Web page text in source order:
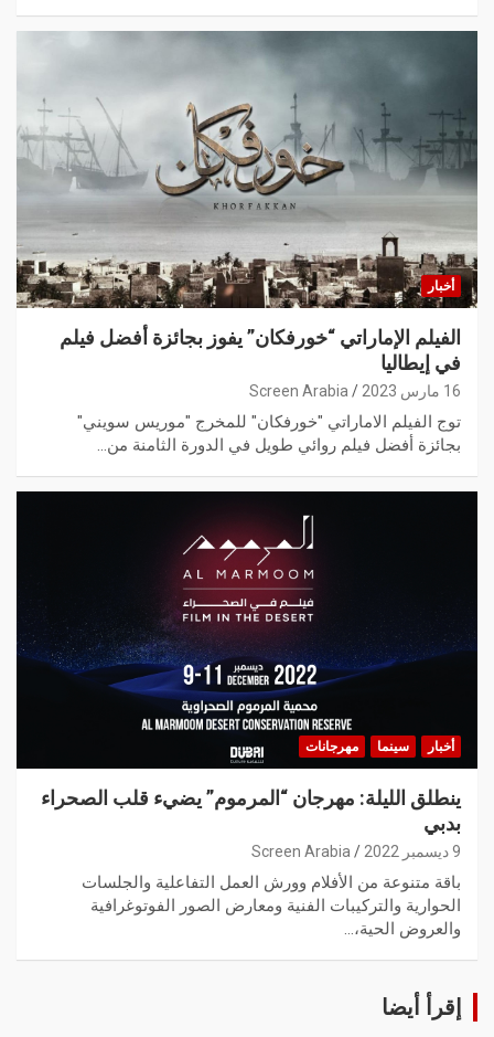
أخبار
الفيلم الإماراتي “خورفكان” يفوز بجائزة أفضل فيلم
في إيطاليا
16 مارس 2023 Screen Arabia
توج الفيلم الاماراتي "خورفكان" للمخرج "موريس سويني"
بجائزة أفضل فيلم روائي طويل في الدورة الثامنة من…
أخبار سينما مهرجانات
ينطلق الليلة: مهرجان “المرموم” يضيء قلب الصحراء
بدبي
9 ديسمبر 2022 Screen Arabia
باقة متنوعة من الأفلام وورش العمل التفاعلية والجلسات
الحوارية والتركيبات الفنية ومعارض الصور الفوتوغرافية
والعروض الحية،…
إقرأ أيضا